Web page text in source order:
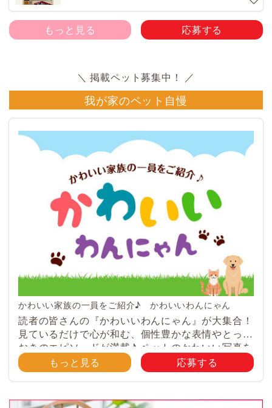
もっと見る 応募する
我が家のペット自慢
かわいい家族の一員をご紹介♪ かわいいわんにゃん
読者の皆さんの『かわいいわんにゃん』が大集合！
見ているだけで心が和む、個性豊かな表情やとって
おきのエピソードが満載♪ ペットのかわいい写真を
大募集！ みなさんのご自慢のペット写真や動画を
大募集！ 携帯電話・スマホ等で撮影 […]
もっと見る 応募する